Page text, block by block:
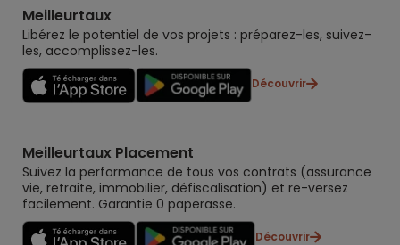
Meilleurtaux
Libérez le potentiel de vos projets : préparez-les, suivez-
les, accomplissez-les.
Découvrir
Meilleurtaux Placement
Suivez la performance de tous vos contrats (assurance
vie, retraite, immobilier, défiscalisation) et re-versez
facilement. Garantie 0 paperasse.
Découvrir